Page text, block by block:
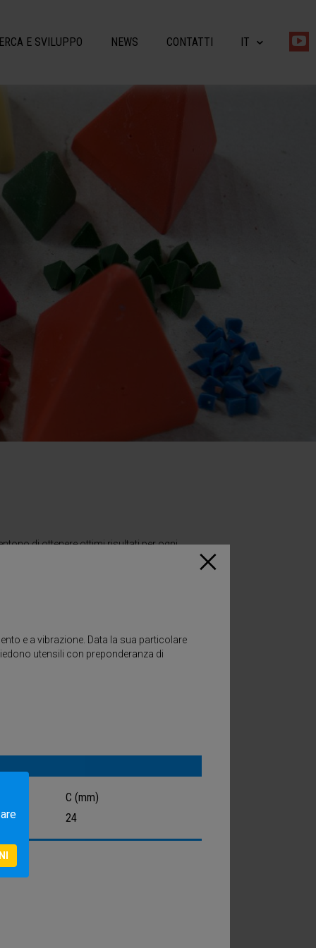
E SVILUPPO NEWS CONTATTI
IT
di ottenere ottimi risultati per ogni
i
buona qualità di taglio, con la conseguente
nell'acqua di scarico.
NUMEROSA GAMMA DI FORMULAZIONI E
e a vibrazione. Data la sua particolare
utensili con preponderanza di
C (mm)
24